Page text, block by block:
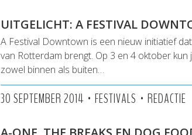
UITGELICHT: A FESTIVAL
A Festival Downtown is een nieuw initiatief
van Rotterdam brengt. Op 3 en 4 oktober
zowel binnen als buiten…
30 SEPTEMBER 2014 • FESTIVALS • REDACTIE